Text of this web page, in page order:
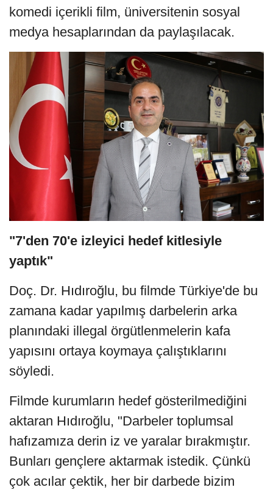
komedi içerikli film, üniversitenin sosyal
medya hesaplarından da paylaşılacak.
"7'den 70'e izleyici hedef kitlesiyle
yaptık"
Doç. Dr. Hıdıroğlu, bu filmde Türkiye'de bu
zamana kadar yapılmış darbelerin arka
planındaki illegal örgütlenmelerin kafa
yapısını ortaya koymaya çalıştıklarını
söyledi.
Filmde kurumların hedef gösterilmediğini
aktaran Hıdıroğlu, "Darbeler toplumsal
hafızamıza derin iz ve yaralar bırakmıştır.
Bunları gençlere aktarmak istedik. Çünkü
çok acılar çektik, her bir darbede bizim